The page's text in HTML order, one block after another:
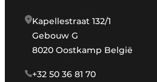
Kapellestraat 132/1
Gebouw G
8020 Oostkamp België
+32 50 36 81 70